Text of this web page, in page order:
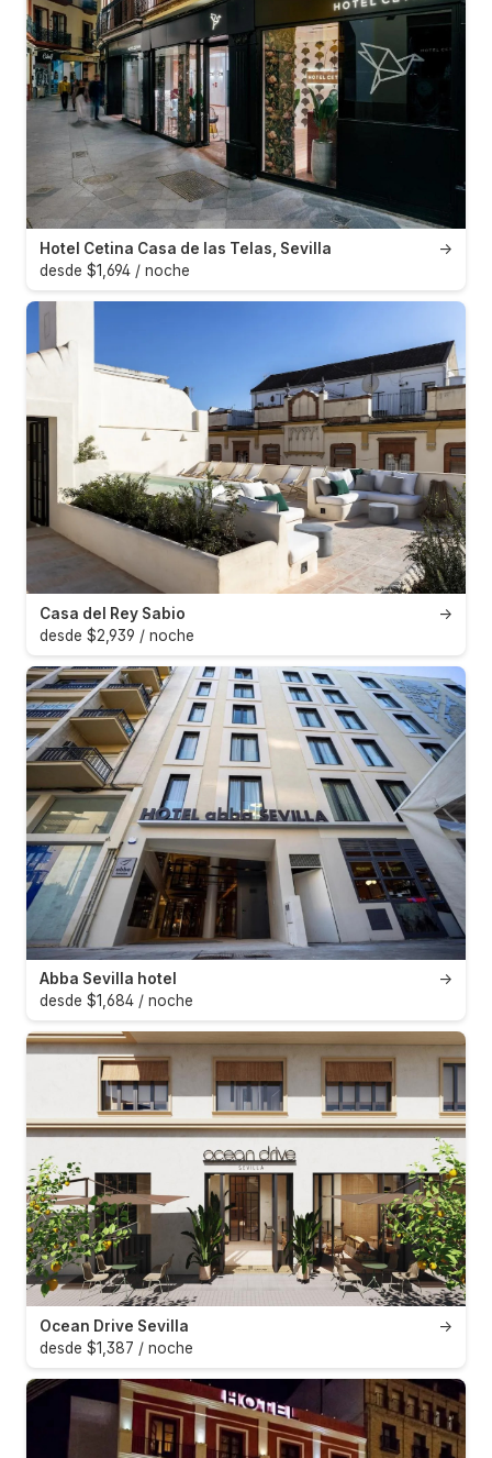
→
Hotel Cetina Casa de las Telas, Sevilla
desde $1,694 / noche
→
Casa del Rey Sabio
desde $2,939 / noche
→
Abba Sevilla hotel
desde $1,684 / noche
→
Ocean Drive Sevilla
desde $1,387 / noche